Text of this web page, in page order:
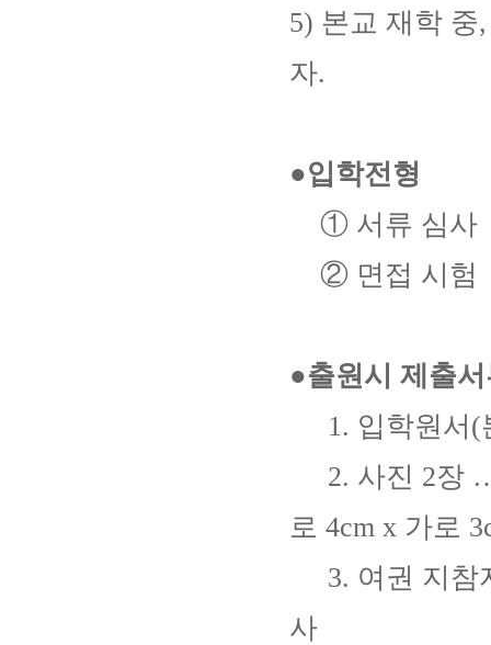
5) 본교 재학 중
자.
●입학전형
① 서류 심사
② 면접 시험
●출원시 제출
1. 입학원서(
2. 사진 2장 …
로 4cm x 가로
3. 여권 지참
사